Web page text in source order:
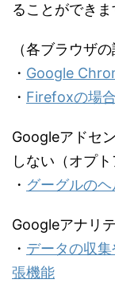
ることができま
（各ブラウザの
・ Google
・ Firefoxの場合
Googleアドセ
しない（オプ
・ グーグルの
Googleアナリ
・ データの収
張機能